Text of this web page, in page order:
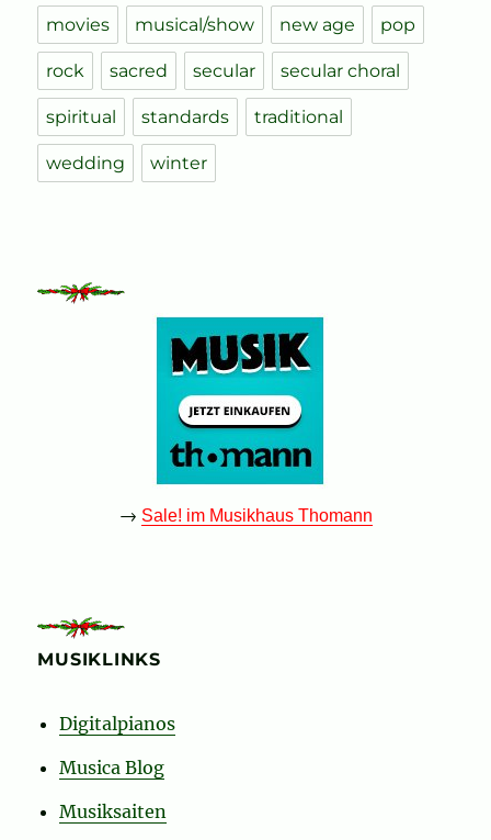
movies musical/show new age pop
rock sacred secular secular choral
spiritual standards traditional
wedding winter
→ Sale! im Musikhaus Thomann
MUSIKLINKS
Digitalpianos
Musica Blog
Musiksaiten